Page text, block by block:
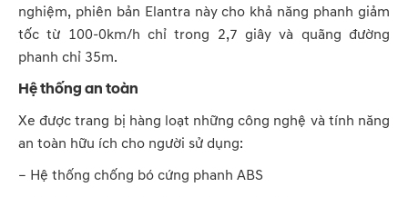
nghiệm, phiên bản Elantra này cho khả năng phanh giảm
tốc từ 100-0km/h chỉ trong 2,7 giây và quãng đường
phanh chỉ 35m.
Hệ thống an toàn
Xe được trang bị hàng loạt những công nghệ và tính năng
an toàn hữu ích cho người sử dụng:
– Hệ thống chống bó cứng phanh ABS